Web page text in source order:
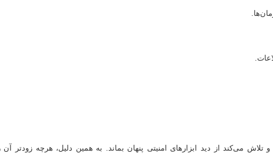
می‌کند از دید ابزارهای امنیتی پنهان بماند. به همین دلیل، هرچه زودتر آن